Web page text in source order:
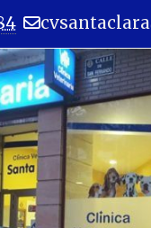
cvsantaclara